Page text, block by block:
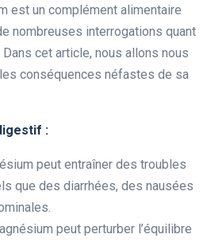
est un complément alimentaire
nombreuses interrogations quant
cet article, nous allons nous
conséquences néfastes de sa
:
peut entraîner des troubles
que des diarrhées, des nausées
peut perturber l’équilibre